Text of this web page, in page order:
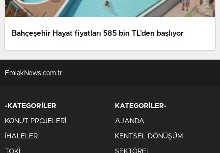
Bahçeşehir Hayat fiyatları 585 bin TL’den başlıyor
EmlakNews.com.tr
-KATEGORİLER
KONUT PROJELERİ
İHALELER
TOKİ
KATEGORİLER-
AJANDA
KENTSEL DÖNÜŞÜM
SEKTÖREL